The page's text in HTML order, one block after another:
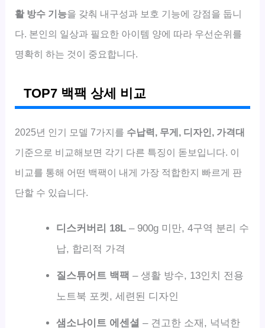
활 방수 기능을 갖춰 내구성과 보호 기능에 강점을 둡니
다. 본인의 일상과 필요한 아이템 양에 따라 우선순위를
명확히 하는 것이 중요합니다.
TOP7 백팩 상세 비교
2025년 인기 모델 7가지를 수납력, 무게, 디자인, 가격대
기준으로 비교해보면 각기 다른 특징이 돋보입니다. 이
비교를 통해 어떤 백팩이 내게 가장 적합한지 빠르게 판
단할 수 있습니다.
디스커버리 18L– 900g 미만, 4구역 분리 수
납, 합리적 가격
질스튜어트 백팩 – 생활 방수, 13인치 전용
노트북 포켓, 세련된 디자인
샘소나이트 에센셜 – 견고한 소재, 넉넉한